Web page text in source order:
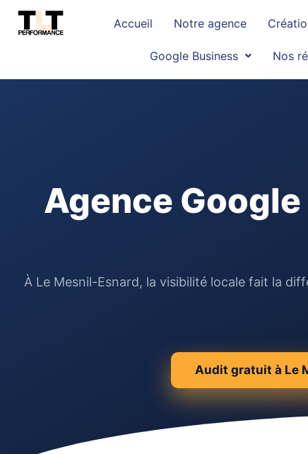
Accueil Notre agence
Google Business Nos
Agence
À Le Mesnil-Esnard, la visibilité locale fait la
Audit gratuit à Le